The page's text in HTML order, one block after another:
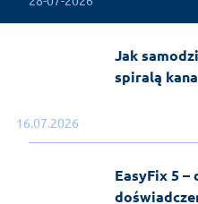
16.07.2026
Jak
spiralą
EasyFix 5